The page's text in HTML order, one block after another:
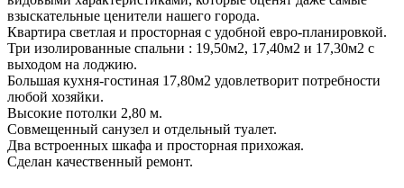
взыскательные ценители нашего города.
Квартира светлая и просторная с удобной евро-планировкой.
Три изолированные спальни : 19,50м2, 17,40м2 и 17,30м2 с
выходом на лоджию.
Большая кухня-гостиная 17,80м2 удовлетворит потребности
любой хозяйки.
Высокие потолки 2,80 м.
Совмещенный санузел и отдельный туалет.
Два встроенных шкафа и просторная прихожая.
Сделан качественный ремонт.